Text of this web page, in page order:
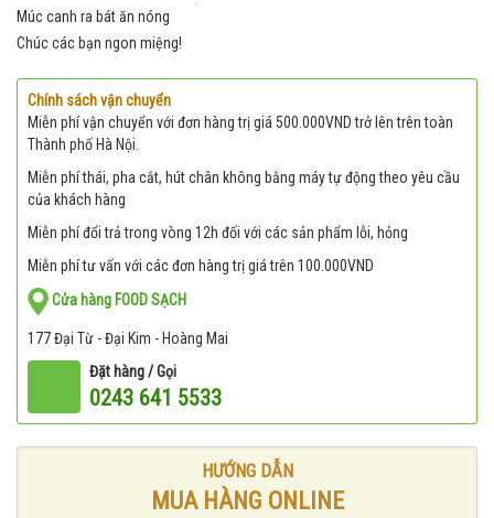
Múc canh ra bát ăn nóng
Chúc các bạn ngon miệng!
Chính sách vận chuyển
Miễn phí vận chuyển với đơn hàng trị giá 500.000VND trở lên trên toàn
Thành phố Hà Nội.
Miễn phí thái, pha cắt, hút chân không bằng máy tự động theo yêu cầu
của khách hàng
Miễn phí đổi trả trong vòng 12h đối với các sản phẩm lỗi, hỏng
Miễn phí tư vấn với các đơn hàng trị giá trên 100.000VND
Cửa hàng FOOD SẠCH
177 Đại Từ - Đại Kim - Hoàng Mai
Đặt hàng / Gọi
0243 641 5533
HƯỚNG DẪN
MUA HÀNG ONLINE